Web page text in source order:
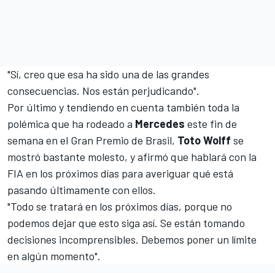
"Sí, creo que esa ha sido una de las grandes
consecuencias. Nos están perjudicando".
Por último y tendiendo en cuenta también toda la
polémica que ha rodeado a Mercedes este fin de
semana en el Gran Premio de Brasil, Toto Wolff se
mostró bastante molesto, y afirmó que hablará con la
FIA en los próximos días para averiguar qué está
pasando últimamente con ellos.
"Todo se tratará en los próximos días, porque no
podemos dejar que esto siga así. Se están tomando
decisiones incomprensibles. Debemos poner un límite
en algún momento".